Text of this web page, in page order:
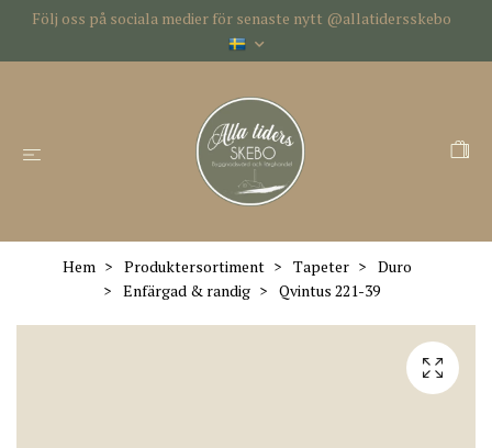
Följ oss på sociala medier för senaste nytt @allatidersskebo
Hem Produktersortiment Tapeter
Duro
Enfärgad & randig
Qvintus 221-39